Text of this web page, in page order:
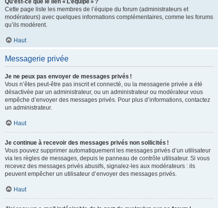
Qu’est-ce que le lien « L’équipe » ?
Cette page liste les membres de l’équipe du forum (administrateurs et
modérateurs) avec quelques informations complémentaires, comme les forums
qu’ils modèrent.
Haut
Messagerie privée
Je ne peux pas envoyer de messages privés !
Vous n’êtes peut-être pas inscrit et connecté, ou la messagerie privée a été
désactivée par un administrateur, ou un administrateur ou modérateur vous
empêche d’envoyer des messages privés. Pour plus d’informations, contactez
un administrateur.
Haut
Je continue à recevoir des messages privés non sollicités !
Vous pouvez supprimer automatiquement les messages privés d’un utilisateur
via les règles de messages, depuis le panneau de contrôle utilisateur. Si vous
recevez des messages privés abusifs, signalez-les aux modérateurs : ils
peuvent empêcher un utilisateur d’envoyer des messages privés.
Haut